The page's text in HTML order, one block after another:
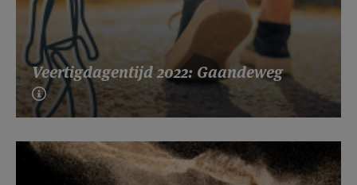
Veertigdagentijd 2022: Gaandeweg